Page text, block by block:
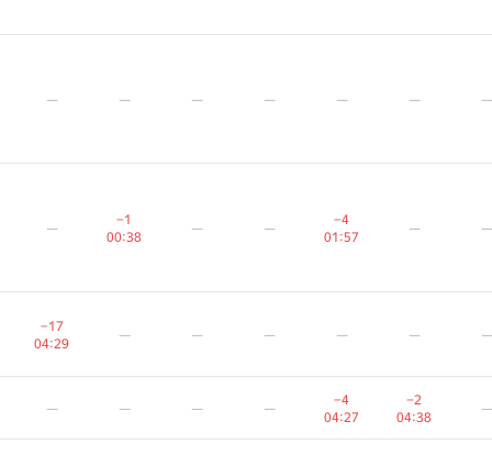
— — — — — — —
—
−1
00:38
— —
−4
01:57
— —
−17
04:29
— — — — — —
— — — —
−4
04:27
−2
04:38
—
— — — — — — —
—
−1
00:38
— —
−4
01:57
— —
−17
04:29
— — — — — —
— — — —
−4
04:27
−2
04:38
—
— — — — — — —
—
−1
00:38
— —
−4
01:57
— —
−17
04:29
— — — — — —
— — — —
−4
04:27
−2
04:38
—